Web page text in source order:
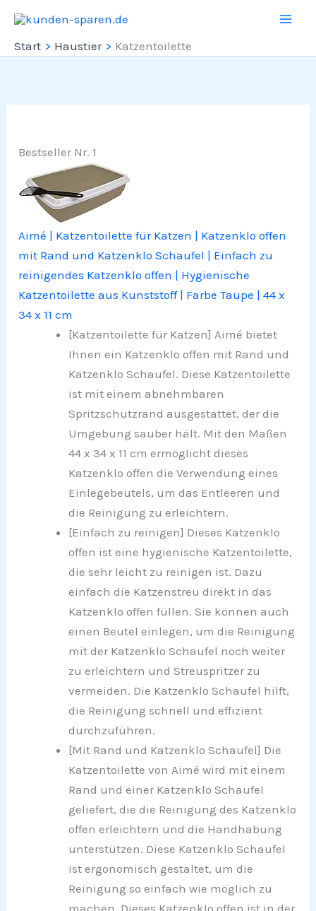
Inhalt
springen
Start Haustier Katzentoilette
Bestseller Nr. 1
Aimé | Katzentoilette für Katzen | Katzenklo offen
mit Rand und Katzenklo Schaufel | Einfach zu
reinigendes Katzenklo offen | Hygienische
Katzentoilette aus Kunststoff | Farbe Taupe | 44 x
34 x 11 cm
[Katzentoilette für Katzen] Aimé bietet
Ihnen ein Katzenklo offen mit Rand und
Katzenklo Schaufel. Diese Katzentoilette
ist mit einem abnehmbaren
Spritzschutzrand ausgestattet, der die
Umgebung sauber hält. Mit den Maßen
44 x 34 x 11 cm ermöglicht dieses
Katzenklo offen die Verwendung eines
Einlegebeutels, um das Entleeren und
die Reinigung zu erleichtern.
[Einfach zu reinigen] Dieses Katzenklo
offen ist eine hygienische Katzentoilette,
die sehr leicht zu reinigen ist. Dazu
einfach die Katzenstreu direkt in das
Katzenklo offen füllen. Sie können auch
einen Beutel einlegen, um die Reinigung
mit der Katzenklo Schaufel noch weiter
zu erleichtern und Streuspritzer zu
vermeiden. Die Katzenklo Schaufel hilft,
die Reinigung schnell und effizient
durchzuführen.
[Mit Rand und Katzenklo Schaufel] Die
Katzentoilette von Aimé wird mit einem
Rand und einer Katzenklo Schaufel
geliefert, die die Reinigung des Katzenklo
offen erleichtern und die Handhabung
unterstützen. Diese Katzenklo Schaufel
ist ergonomisch gestaltet, um die
Reinigung so einfach wie möglich zu
machen. Dieses Katzenklo offen ist in der